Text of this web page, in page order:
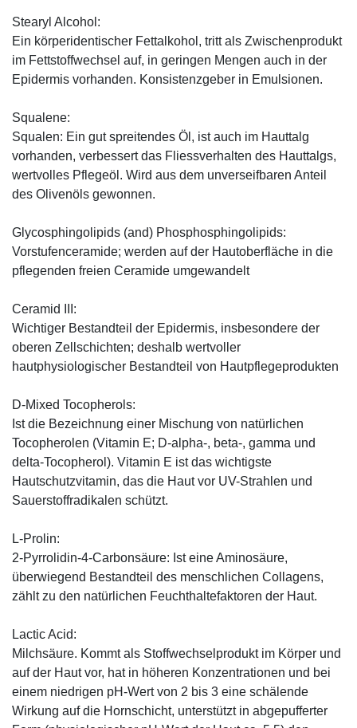
Stearyl Alcohol:
Ein körperidentischer Fettalkohol, tritt als Zwischenprodukt
im Fettstoffwechsel auf, in geringen Mengen auch in der
Epidermis vorhanden. Konsistenzgeber in Emulsionen.
Squalene:
Squalen: Ein gut spreitendes Öl, ist auch im Hauttalg
vorhanden, verbessert das Fliessverhalten des Hauttalgs,
wertvolles Pflegeöl. Wird aus dem unverseifbaren Anteil
des Olivenöls gewonnen.
Glycosphingolipids (and) Phosphosphingolipids:
Vorstufenceramide; werden auf der Hautoberfläche in die
pflegenden freien Ceramide umgewandelt
Ceramid III:
Wichtiger Bestandteil der Epidermis, insbesondere der
oberen Zellschichten; deshalb wertvoller
hautphysiologischer Bestandteil von Hautpflegeprodukten
D-Mixed Tocopherols:
Ist die Bezeichnung einer Mischung von natürlichen
Tocopherolen (Vitamin E; D-alpha-, beta-, gamma und
delta-Tocopherol). Vitamin E ist das wichtigste
Hautschutzvitamin, das die Haut vor UV-Strahlen und
Sauerstoffradikalen schützt.
L-Prolin:
2-Pyrrolidin-4-Carbonsäure: Ist eine Aminosäure,
überwiegend Bestandteil des menschlichen Collagens,
zählt zu den natürlichen Feuchthaltefaktoren der Haut.
Lactic Acid:
Milchsäure. Kommt als Stoffwechselprodukt im Körper und
auf der Haut vor, hat in höheren Konzentrationen und bei
einem niedrigen pH-Wert von 2 bis 3 eine schälende
Wirkung auf die Hornschicht, unterstützt in abgepufferter